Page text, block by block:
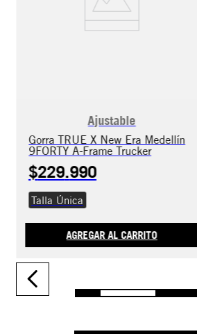
Ajustable
Gorra TRUE X New Era Medellín
9FORTY A-Frame Trucker
$229.990
Talla Única
AGREGAR AL CARRITO